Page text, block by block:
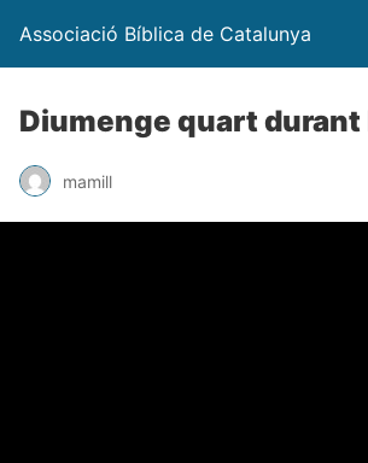
Associació Bíblica de Catalunya
Diumenge quart durant
mamill